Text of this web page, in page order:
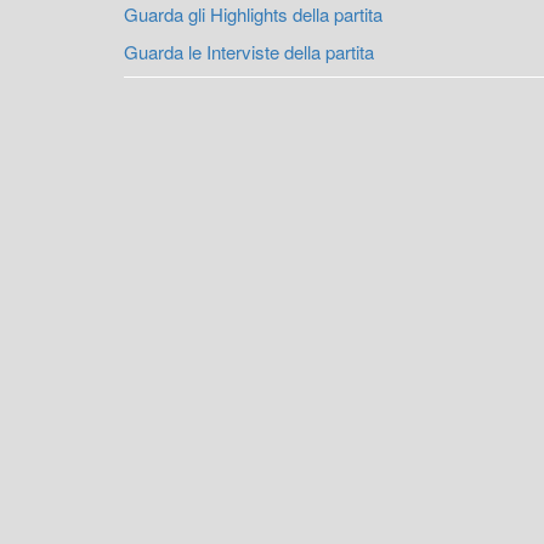
Guarda gli Highlights della partita
Guarda le Interviste della partita